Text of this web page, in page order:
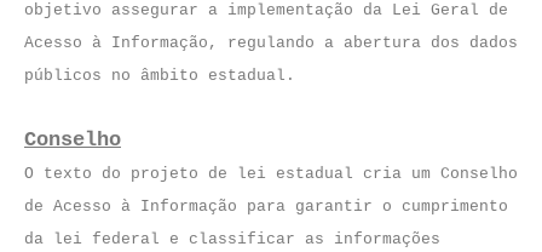
objetivo assegurar a implementação da Lei Geral de
Acesso à Informação, regulando a abertura dos dados
públicos no âmbito estadual.
Conselho
O texto do projeto de lei estadual cria um Conselho
de Acesso à Informação para garantir o cumprimento
da lei federal e classificar as informações